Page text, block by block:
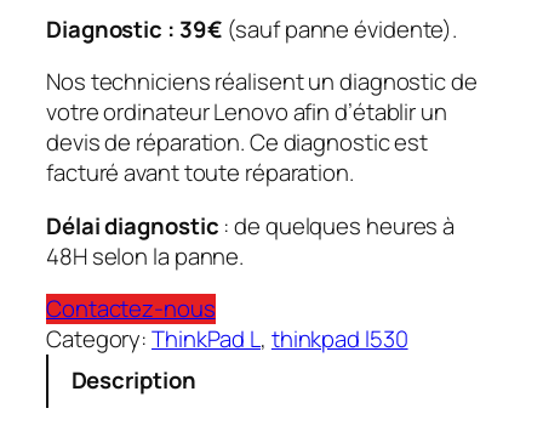
Diagnostic : 39€ (sauf panne évidente).
Nos techniciens réalisent un diagnostic de
votre ordinateur Lenovo afin d’établir un
devis de réparation. Ce diagnostic est
facturé avant toute réparation.
Délai diagnostic : de quelques heures à
48H selon la panne.
Contactez-nous
Category:ThinkPad L, thinkpad l530
Description